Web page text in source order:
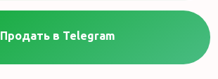
Продать в Telegram